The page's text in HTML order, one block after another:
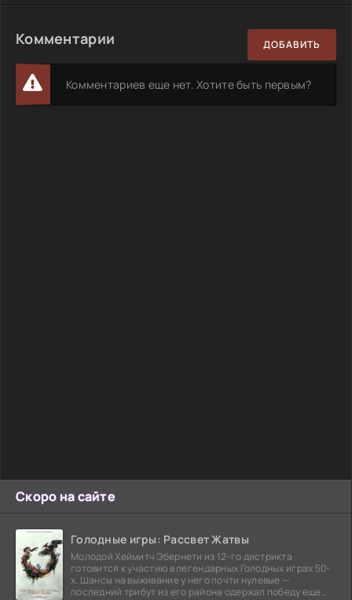
Скоро на сайте
Голодные игры: Рассвет Жатвы
Молодой Хеймитч Эбернети из 12-го дистрикта
готовится к участию в легендарных Голодных играх 50-
х. Шансы на выживание у него почти нулевые —
последний трибут из его района одержал победу еще
Комментарии ДОБАВИТЬ
Комментариев еще нет. Хотите быть первым?